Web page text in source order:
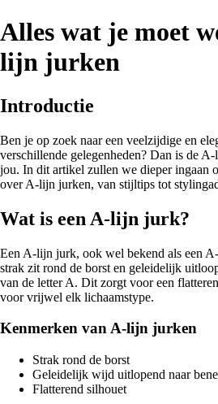
Alles wat je moet
lijn jurken
Introductie
Ben je op zoek naar een veelzijdige en
verschillende gelegenheden? Dan is de
jou. In dit artikel zullen we dieper ingaan
over A-lijn jurken, van stijltips tot
Wat is een A-lijn jurk?
Een A-lijn jurk, ook wel bekend als een
strak zit rond de borst en geleidelijk
van de letter A. Dit zorgt voor een
voor vrijwel elk lichaamstype.
Kenmerken van A-lijn jurken
Strak rond de borst
Geleidelijk wijd uitlopend naar
Flatterend silhouet